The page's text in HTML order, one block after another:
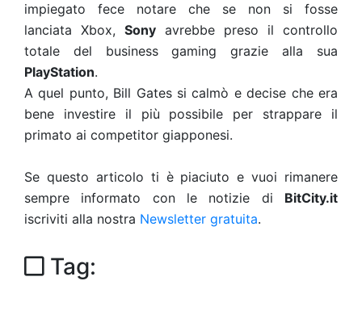
impiegato fece notare che se non si fosse
lanciata Xbox, Sony avrebbe preso il controllo
totale del business gaming grazie alla sua
PlayStation.
A quel punto, Bill Gates si calmò e decise che era
bene investire il più possibile per strappare il
primato ai competitor giapponesi.
Se questo articolo ti è piaciuto e vuoi rimanere
sempre informato con le notizie di BitCity.it
iscriviti alla nostra Newsletter gratuita.
Tag: